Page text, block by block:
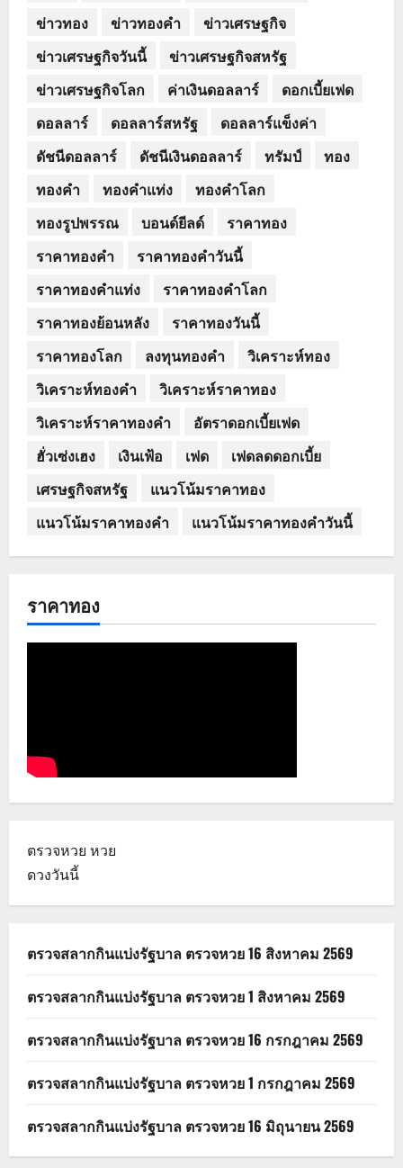
ข่าวทอง ข่าวทองคำ
ข่าวเศรษฐกิจ
ข่าวเศรษฐกิจวันนี้
ข่าวเศรษฐกิจสหรัฐ
ข่าวเศรษฐกิจโลก
ค่าเงินดอลลาร์
ดอกเบี้ยเฟด
ดอลลาร์
ดอลลาร์สหรัฐ
ดอลลาร์แข็งค่า
ดัชนีดอลลาร์
ดัชนีเงินดอลลาร์ ทรัมป์
ทอง
ทองคำ
ทองคำแท่ง
ทองคำโลก
ทองรูปพรรณ
บอนด์ยีลด์
ราคาทอง
ราคาทองคำ
ราคาทองคำวันนี้
ราคาทองคำแท่ง
ราคาทองคำโลก
ราคาทองย้อนหลัง
ราคาทองวันนี้
ราคาทองโลก
ลงทุนทองคำ
วิเคราะห์ทอง
วิเคราะห์ทองคำ
วิเคราะห์ราคาทอง
วิเคราะห์ราคาทองคำ
อัตราดอกเบี้ยเฟด
ฮั่วเซ่งเฮง
เงินเฟ้อ เฟด
เฟดลดดอกเบี้ย
เศรษฐกิจสหรัฐ
แนวโน้มราคาทอง
แนวโน้มราคาทองคำ
แนวโน้มราคาทองคำวันนี้
ราคาทอง
ตรวจหวย หวย
ดวงวันนี้
ตรวจสลากกินแบ่งรัฐบาล ตรวจหวย 16 สิงหาคม 2569
ตรวจสลากกินแบ่งรัฐบาล ตรวจหวย 1 สิงหาคม 2569
ตรวจสลากกินแบ่งรัฐบาล ตรวจหวย 16 กรกฎาคม 2569
ตรวจสลากกินแบ่งรัฐบาล ตรวจหวย 1 กรกฎาคม 2569
ตรวจสลากกินแบ่งรัฐบาล ตรวจหวย 16 มิถุนายน 2569